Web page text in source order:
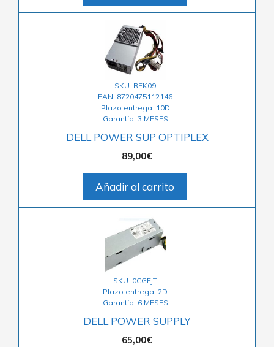
SKU: RFK09
EAN: 8720475112146
Plazo entrega: 10D
Garantía: 3 MESES
DELL POWER SUP OPTIPLEX
89,00€
Añadir al carrito
SKU: 0CGFJT
Plazo entrega: 2D
Garantía: 6 MESES
DELL POWER SUPPLY
65,00€